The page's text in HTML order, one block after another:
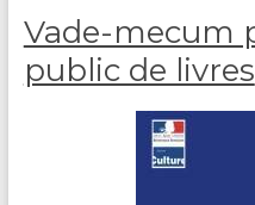
R
A
N
Vade-mecum
public de livres